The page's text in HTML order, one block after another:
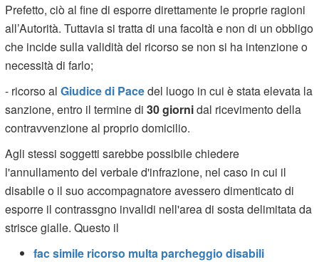
Prefetto, ciò al fine di esporre direttamente le proprie ragioni
all’Autorità. Tuttavia si tratta di una facoltà e non di un obbligo
che incide sulla validità del ricorso se non si ha intenzione o
necessità di farlo;
- ricorso alGiudice di Pacedel luogo in cui è stata elevata la
sanzione, entro il termine di30 giornidal ricevimento della
contravvenzione al proprio domicilio.
Agli stessi soggetti sarebbe possibile chiedere
l'annullamento del verbale d'infrazione, nel caso in cui il
disabile o il suo accompagnatore avessero dimenticato di
esporre il contrassgno invalidi nell'area di sosta delimitata da
strisce gialle. Questo il
fac simile ricorso multa parcheggio disabili